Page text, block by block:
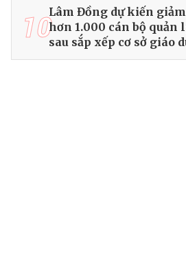
10Lâm Đồng dự kiến giảm
hơn 1.000 cán bộ quản
sau sắp xếp cơ sở giáo